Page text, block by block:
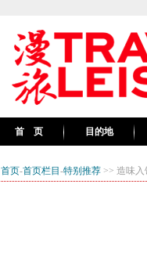
首 页 目的地
首页-首页栏目 -特别推荐 >> 造味